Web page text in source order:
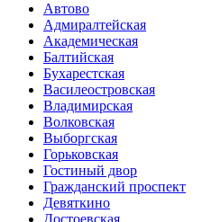
Автово
Адмиралтейская
Академическая
Балтийская
Бухарестская
Василеостровская
Владимирская
Волковская
Выборгская
Горьковская
Гостиный двор
Гражданский проспект
Девяткино
Достоевская